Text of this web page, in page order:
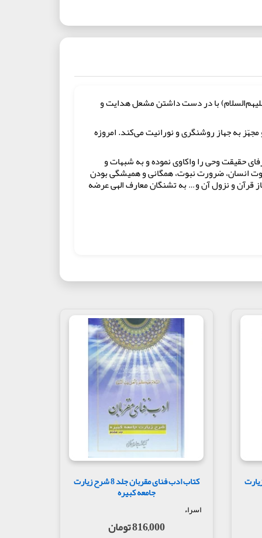
با در دست داشتن مشعل هدایت و
به جهاز روشنگری و نورانیت می‌کند. امروزه
حقیقت وحی را واکاوی نموده و به شبهات و
انسان، ضرورت نبوت، همگانی و همیشگی بودن
قرآن و نزول آن و… به تشنگان معارف الهی عرضه
7 شرح زیارت کتاب ادب فنای مقربان جلد 8 شرح زیارت
جامعه کبیره
اسراء
816,000 تومان